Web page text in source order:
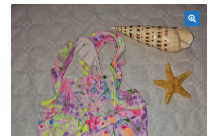
Kosár
Pénztár 🔍